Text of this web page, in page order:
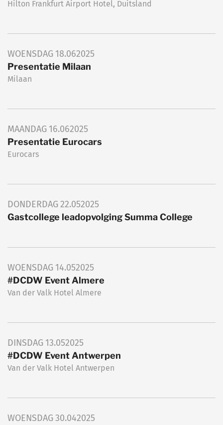
Hilton Frankfurt Airport Hotel, Duitsland
WOENSDAG 18.062025
Presentatie Milaan
Milaan
MAANDAG 16.062025
Presentatie Eurocars
Eurocars
DONDERDAG22.052025
Gastcollege leadopvolging Summa College
WOENSDAG 14.052025
#DCDW Event Almere
Van der Valk Hotel Almere
DINSDAG 13.052025
#DCDW Event Antwerpen
Van der Valk Hotel Antwerpen
WOENSDAG30.042025